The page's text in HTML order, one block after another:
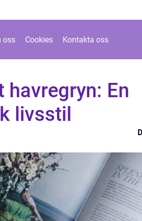
oss Cookies Kontakta oss
En
livsstil